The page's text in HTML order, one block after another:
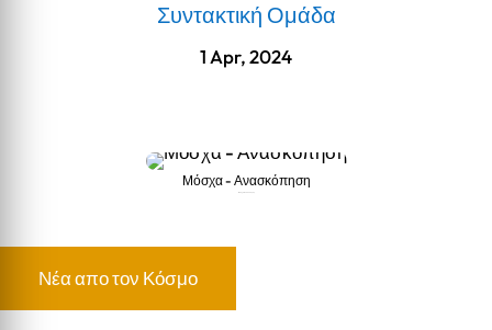
Συντακτική Ομάδα
1 Apr, 2024
Μόσχα - Ανασκόπηση
Νέα απο τον Κόσμο